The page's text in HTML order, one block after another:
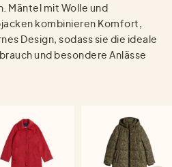
Mäntel mit Wolle und
kombinieren Komfort,
Design, sodass sie die ideale
und besondere Anlässe